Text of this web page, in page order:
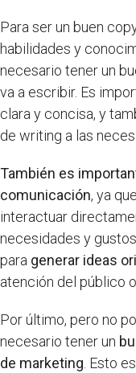
Para ser un buen
habilidades y
necesario tener un
va a escribir. Es
clara y concisa, y
de writing a las
También es
comunicación, ya
interactuar
necesidades y
para generar ideas
atención del público
Por último, pero no
necesario tener un
de marketing . Esto